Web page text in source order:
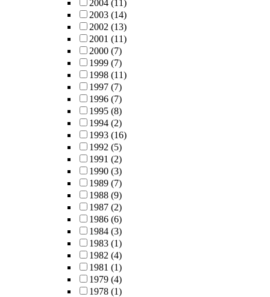
2004 (11)
2003 (14)
2002 (13)
2001 (11)
2000 (7)
1999 (7)
1998 (11)
1997 (7)
1996 (7)
1995 (8)
1994 (2)
1993 (16)
1992 (5)
1991 (2)
1990 (3)
1989 (7)
1988 (9)
1987 (2)
1986 (6)
1984 (3)
1983 (1)
1982 (4)
1981 (1)
1979 (4)
1978 (1)